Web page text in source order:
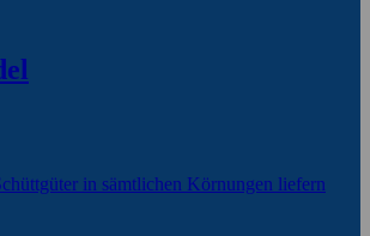
in sämtlichen Körnungen liefern